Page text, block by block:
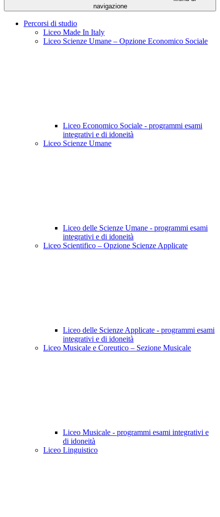
navigazione
Percorsi di studio
Liceo Made In Italy
Liceo Scienze Umane – Opzione Economico Sociale
Liceo Economico Sociale - programmi esami
integrativi e di idoneità
Liceo Scienze Umane
Liceo delle Scienze Umane - programmi esami
integrativi e di idoneità
Liceo Scientifico – Opzione Scienze Applicate
Liceo delle Scienze Applicate - programmi esami
integrativi e di idoneità
Liceo Musicale e Coreutico – Sezione Musicale
Liceo Musicale - programmi esami integrativi e
di idoneità
Liceo Linguistico